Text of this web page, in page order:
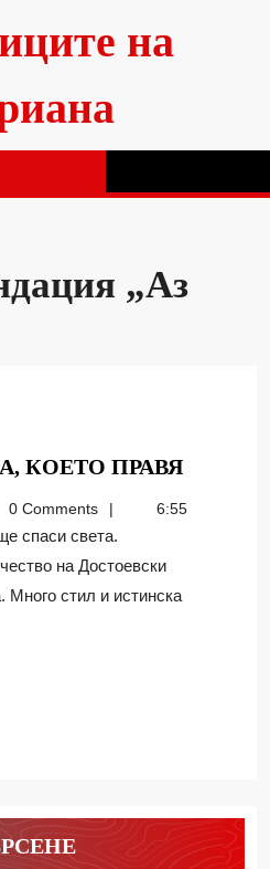
на
„Аз
КОЕТО ПРАВЯАЗ
…
ПРАВЯ
0 Comments 6:55
на Достоевски
Много стил и истинска